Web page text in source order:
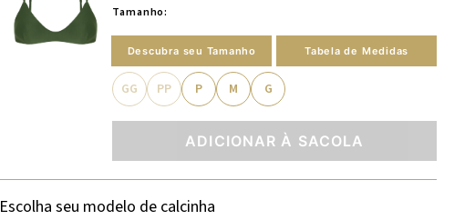
Tamanho:
Descubra seu Tamanho Tabela de Medidas
GG PP P M G
ADICIONAR À SACOLA
Escolha seu modelo de calcinha